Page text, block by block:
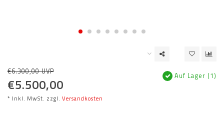
€6.300,00 UVP
€5.500,00
* Inkl. MwSt. zzgl. Versandkosten
Auf Lager (1)